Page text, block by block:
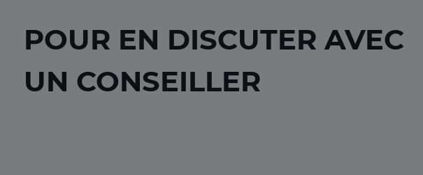
le revenu.
POUR EN DISCUTER AVEC
UN CONSEILLER